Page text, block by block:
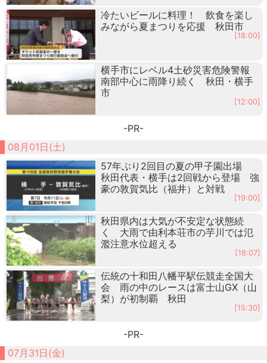
冷たいビールに料理！ 飲食を楽し
みながら夏まつりを応援 秋田市
[18:00]
横手市にレベル4土砂災害危険警報
南部中心に雨降り続く 秋田・横手
市
[12:00]
-PR-
08月01日(土)
57年ぶり2回目の夏の甲子園出場
秋田代表・横手は2回戦から登場 強
豪の敦賀気比（福井）と対戦
[19:00]
秋田県内は大気が不安定な状態続
く 大雨で由利本荘市の芋川では氾
濫注意水位超える
[18:07]
伝統の十和田八幡平駅伝競走全国大
会 雨の中のレースは富士山GX（山
梨）が初制覇 秋田
[15:30]
-PR-
07月31日(金)